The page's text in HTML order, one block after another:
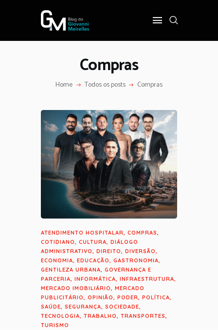
Compras
Home Todos os posts Compras
POLÍTICA
OPINIÃO
PODER
SOBRE
ATENDIMENTO HOSPITALAR, COMPRAS,
COTIDIANO, CULTURA, DIÁLOGO
ADMINISTRATIVO, DIREITO, DIVERSÃO,
ECONOMIA, EDUCAÇÃO, GASTRONOMIA,
GENTILEZA URBANA, GOVERNANÇA E
PARCERIA, INFORMÁTICA, INFRAESTRUTURA,
MERCADO IMOBILIÁRIO, MERCADO
PUBLICITÁRIO, OPINIÃO, PODER, POLÍTICA,
SAÚDE, SEGURANÇA, SOCIEDADE,
TECNOLOGIA, TRABALHO, TRANSPORTES,
TURISMO